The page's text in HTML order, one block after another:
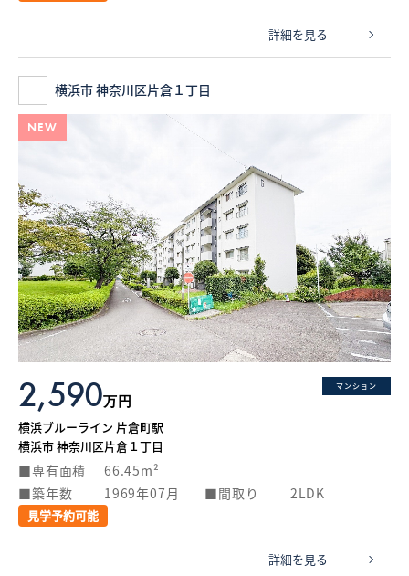
詳細を見る
横浜市 神奈川区片倉１丁目
NEW
マンション
2,590万円
横浜ブルーライン 片倉町駅
横浜市 神奈川区片倉１丁目
専有面積
66.45m²
築年数
1969年07月 間取り 2LDK
見学予約可能
詳細を見る